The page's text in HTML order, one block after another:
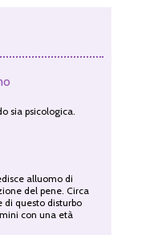
sia psicologica.
alluomo di
del pene. Circa
di questo disturbo
con una età